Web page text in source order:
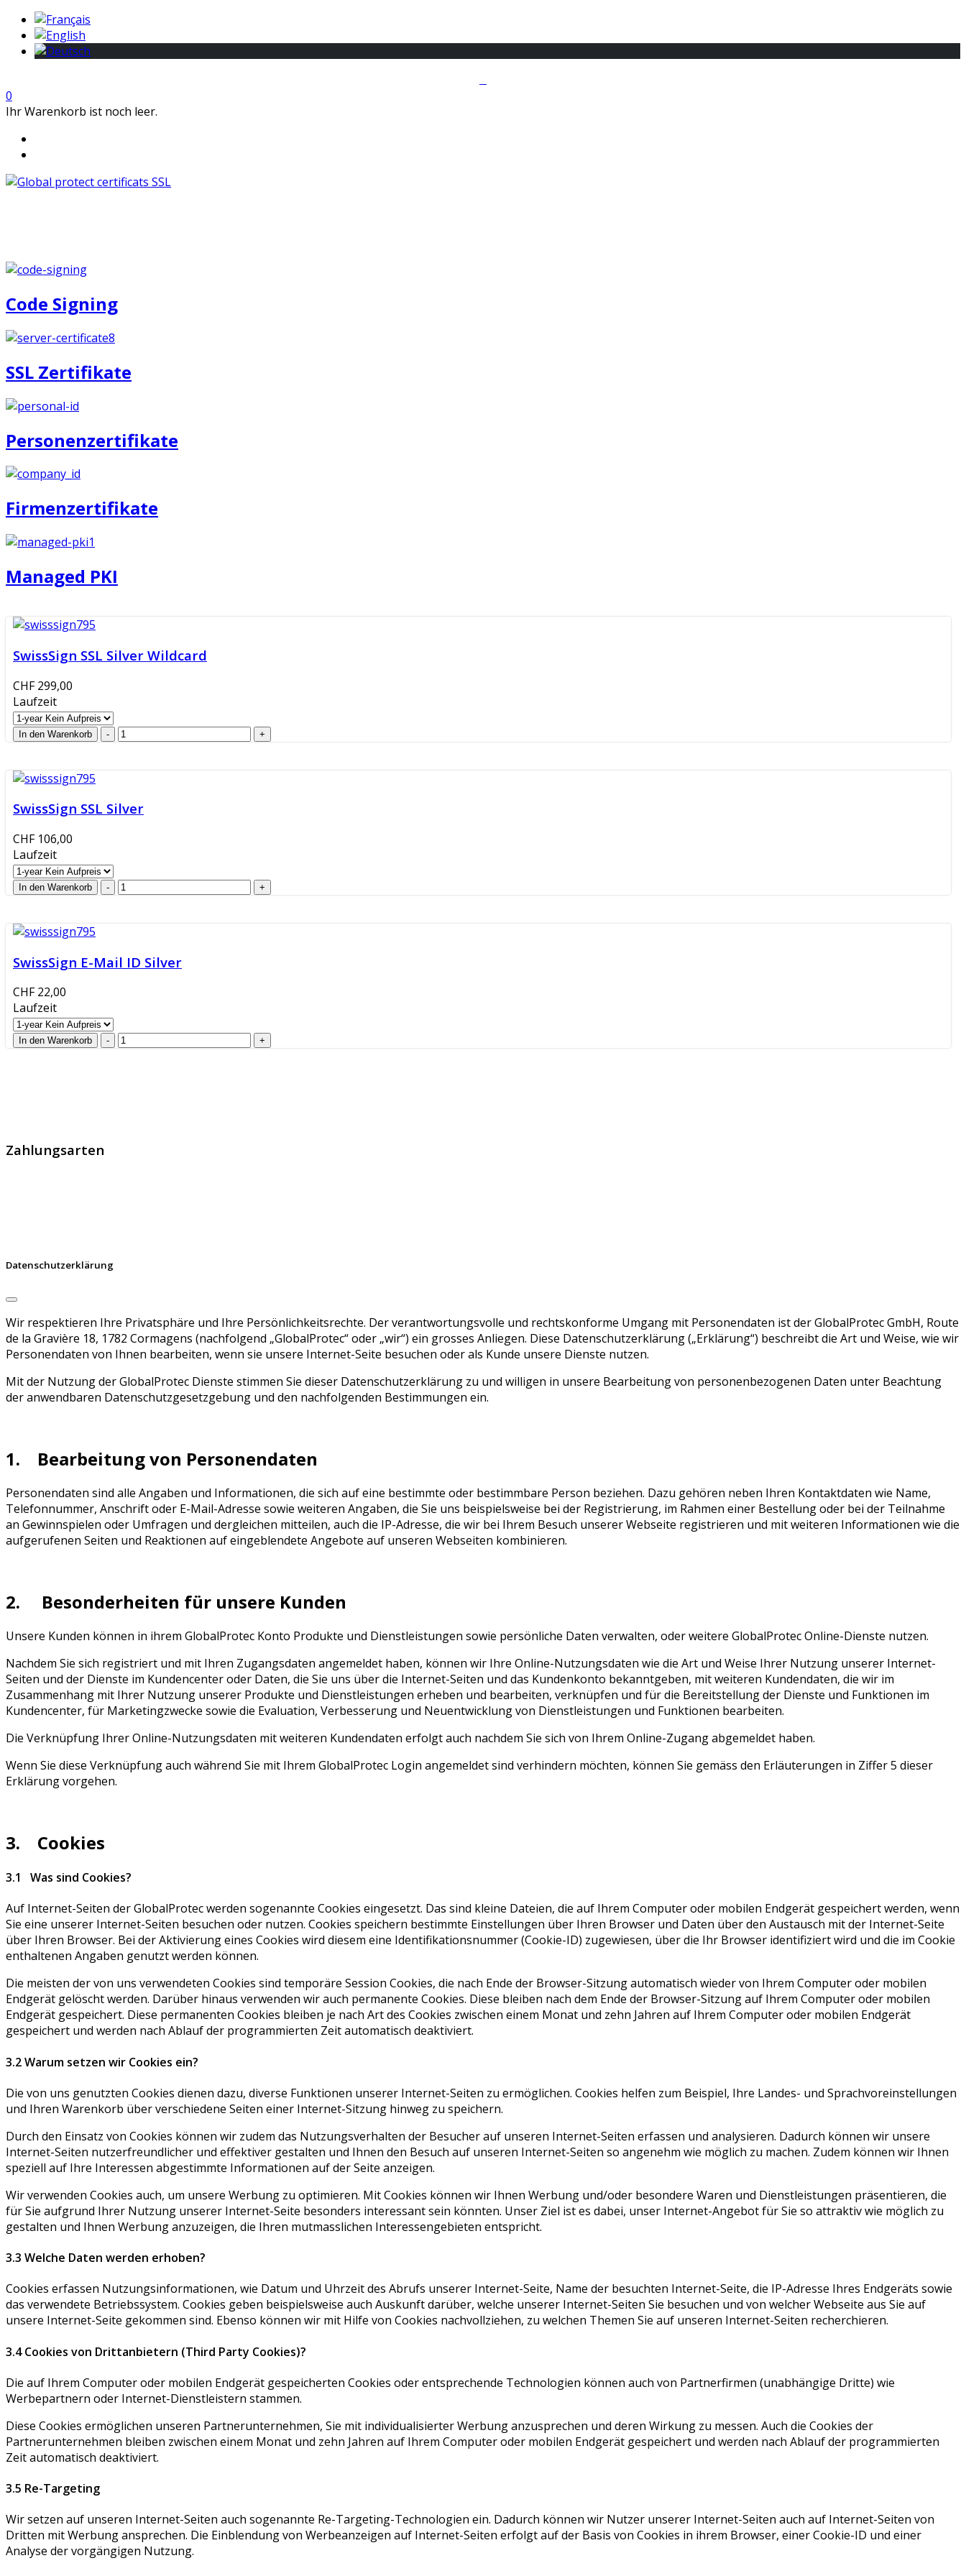
0
Ihr Warenkorb ist noch leer.
Code Signing
SSL Zertifikate
Personenzertifikate
Firmenzertifikate
Managed PKI
SwissSign SSL Silver Wildcard
CHF 299,00
Laufzeit
SwissSign SSL Silver
CHF 106,00
Laufzeit
SwissSign E-Mail ID Silver
CHF 22,00
Laufzeit
Zahlungsarten
Datenschutzerklärung
Wir respektieren Ihre Privatsphäre und Ihre Persönlichkeitsrechte. Der verantwortungsvolle und rechtskonforme Umgang mit Personendaten ist der GlobalProtec GmbH, Route
de la Gravière 18, 1782 Cormagens (nachfolgend „GlobalProtec“ oder „wir“) ein grosses Anliegen. Diese Datenschutzerklärung („Erklärung“) beschreibt die Art und Weise, wie wir
Personendaten von Ihnen bearbeiten, wenn sie unsere Internet-Seite besuchen oder als Kunde unsere Dienste nutzen.
Mit der Nutzung der GlobalProtec Dienste stimmen Sie dieser Datenschutzerklärung zu und willigen in unsere Bearbeitung von personenbezogenen Daten unter Beachtung
der anwendbaren Datenschutzgesetzgebung und den nachfolgenden Bestimmungen ein.
1. Bearbeitung von Personendaten
Personendaten sind alle Angaben und Informationen, die sich auf eine bestimmte oder bestimmbare Person beziehen. Dazu gehören neben Ihren Kontaktdaten wie Name,
Telefonnummer, Anschrift oder E-Mail-Adresse sowie weiteren Angaben, die Sie uns beispielsweise bei der Registrierung, im Rahmen einer Bestellung oder bei der Teilnahme
an Gewinnspielen oder Umfragen und dergleichen mitteilen, auch die IP-Adresse, die wir bei Ihrem Besuch unserer Webseite registrieren und mit weiteren Informationen wie die
aufgerufenen Seiten und Reaktionen auf eingeblendete Angebote auf unseren Webseiten kombinieren.
2. Besonderheiten für unsere Kunden
Unsere Kunden können in ihrem GlobalProtec Konto Produkte und Dienstleistungen sowie persönliche Daten verwalten, oder weitere GlobalProtec Online-Dienste nutzen.
Nachdem Sie sich registriert und mit Ihren Zugangsdaten angemeldet haben, können wir Ihre Online-Nutzungsdaten wie die Art und Weise Ihrer Nutzung unserer Internet-
Seiten und der Dienste im Kundencenter oder Daten, die Sie uns über die Internet-Seiten und das Kundenkonto bekanntgeben, mit weiteren Kundendaten, die wir im
Zusammenhang mit Ihrer Nutzung unserer Produkte und Dienstleistungen erheben und bearbeiten, verknüpfen und für die Bereitstellung der Dienste und Funktionen im
Kundencenter, für Marketingzwecke sowie die Evaluation, Verbesserung und Neuentwicklung von Dienstleistungen und Funktionen bearbeiten.
Die Verknüpfung Ihrer Online-Nutzungsdaten mit weiteren Kundendaten erfolgt auch nachdem Sie sich von Ihrem Online-Zugang abgemeldet haben.
Wenn Sie diese Verknüpfung auch während Sie mit Ihrem GlobalProtec Login angemeldet sind verhindern möchten, können Sie gemäss den Erläuterungen in Ziffer 5 dieser
Erklärung vorgehen.
3. Cookies
3.1 Was sind Cookies?
Auf Internet-Seiten der GlobalProtec werden sogenannte Cookies eingesetzt. Das sind kleine Dateien, die auf Ihrem Computer oder mobilen Endgerät gespeichert werden, wenn
Sie eine unserer Internet-Seiten besuchen oder nutzen. Cookies speichern bestimmte Einstellungen über Ihren Browser und Daten über den Austausch mit der Internet-Seite
über Ihren Browser. Bei der Aktivierung eines Cookies wird diesem eine Identifikationsnummer (Cookie-ID) zugewiesen, über die Ihr Browser identifiziert wird und die im Cookie
enthaltenen Angaben genutzt werden können.
Die meisten der von uns verwendeten Cookies sind temporäre Session Cookies, die nach Ende der Browser-Sitzung automatisch wieder von Ihrem Computer oder mobilen
Endgerät gelöscht werden. Darüber hinaus verwenden wir auch permanente Cookies. Diese bleiben nach dem Ende der Browser-Sitzung auf Ihrem Computer oder mobilen
Endgerät gespeichert. Diese permanenten Cookies bleiben je nach Art des Cookies zwischen einem Monat und zehn Jahren auf Ihrem Computer oder mobilen Endgerät
gespeichert und werden nach Ablauf der programmierten Zeit automatisch deaktiviert.
3.2 Warum setzen wir Cookies ein?
Die von uns genutzten Cookies dienen dazu, diverse Funktionen unserer Internet-Seiten zu ermöglichen. Cookies helfen zum Beispiel, Ihre Landes- und Sprachvoreinstellungen
und Ihren Warenkorb über verschiedene Seiten einer Internet-Sitzung hinweg zu speichern.
Durch den Einsatz von Cookies können wir zudem das Nutzungsverhalten der Besucher auf unseren Internet-Seiten erfassen und analysieren. Dadurch können wir unsere
Internet-Seiten nutzerfreundlicher und effektiver gestalten und Ihnen den Besuch auf unseren Internet-Seiten so angenehm wie möglich zu machen. Zudem können wir Ihnen
speziell auf Ihre Interessen abgestimmte Informationen auf der Seite anzeigen.
Wir verwenden Cookies auch, um unsere Werbung zu optimieren. Mit Cookies können wir Ihnen Werbung und/oder besondere Waren und Dienstleistungen präsentieren, die
für Sie aufgrund Ihrer Nutzung unserer Internet-Seite besonders interessant sein könnten. Unser Ziel ist es dabei, unser Internet-Angebot für Sie so attraktiv wie möglich zu
gestalten und Ihnen Werbung anzuzeigen, die Ihren mutmasslichen Interessengebieten entspricht.
3.3 Welche Daten werden erhoben?
Cookies erfassen Nutzungsinformationen, wie Datum und Uhrzeit des Abrufs unserer Internet-Seite, Name der besuchten Internet-Seite, die IP-Adresse Ihres Endgeräts sowie
das verwendete Betriebssystem. Cookies geben beispielsweise auch Auskunft darüber, welche unserer Internet-Seiten Sie besuchen und von welcher Webseite aus Sie auf
unsere Internet-Seite gekommen sind. Ebenso können wir mit Hilfe von Cookies nachvollziehen, zu welchen Themen Sie auf unseren Internet-Seiten recherchieren.
3.4 Cookies von Drittanbietern (Third Party Cookies)?
Die auf Ihrem Computer oder mobilen Endgerät gespeicherten Cookies oder entsprechende Technologien können auch von Partnerfirmen (unabhängige Dritte) wie
Werbepartnern oder Internet-Dienstleistern stammen.
Diese Cookies ermöglichen unseren Partnerunternehmen, Sie mit individualisierter Werbung anzusprechen und deren Wirkung zu messen. Auch die Cookies der
Partnerunternehmen bleiben zwischen einem Monat und zehn Jahren auf Ihrem Computer oder mobilen Endgerät gespeichert und werden nach Ablauf der programmierten
Zeit automatisch deaktiviert.
3.5 Re-Targeting
Wir setzen auf unseren Internet-Seiten auch sogenannte Re-Targeting-Technologien ein. Dadurch können wir Nutzer unserer Internet-Seiten auch auf Internet-Seiten von
Dritten mit Werbung ansprechen. Die Einblendung von Werbeanzeigen auf Internet-Seiten erfolgt auf der Basis von Cookies in ihrem Browser, einer Cookie-ID und einer
Analyse der vorgängigen Nutzung.